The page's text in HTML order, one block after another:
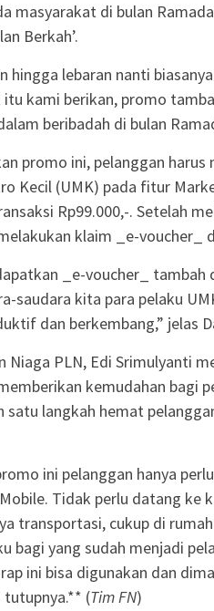
masyarakat di bulan
Berkah’.
hingga lebaran nanti
kami berikan, promo
beribadah di bulan
promo ini, pelanggan
Kecil (UMK) pada fitur
Rp99.000,-. Setelah
klaim _e-voucher_
_e-voucher_
saudara kita para pelaku
dan berkembang,” jelas
Niaga PLN, Edi Srimulyanti
kemudahan bagi
satu langkah hemat
ini pelanggan hanya
Tidak perlu datang ke
transportasi, cukup di
bagi yang sudah menjadi
ini bisa digunakan dan
tutupnya.** (Tim FN)